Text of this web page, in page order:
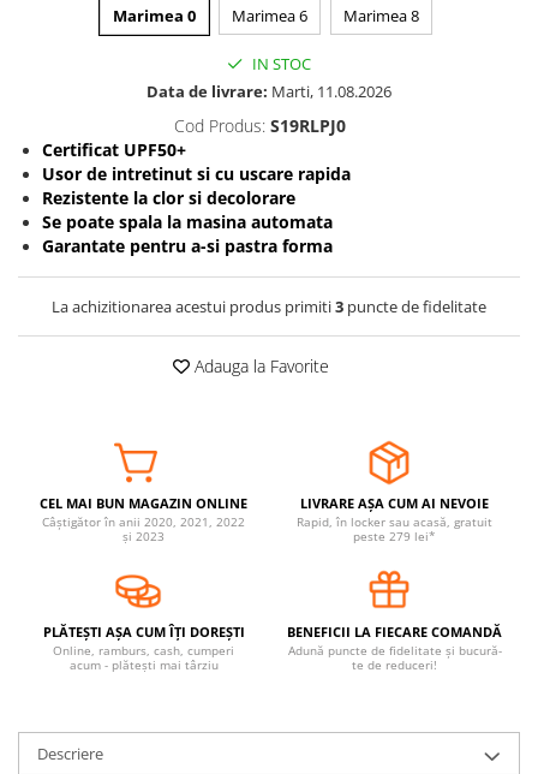
Scaune masa
Accesorii bebelusi / nou-nascuti
Perne si saltele bebelusi
Diversificare bebelusi
Baia bebelusului
Jucarii copii si jocuri educative
Covorase ortopedice senzoriale
Cuburi magnetice JollyHeap®
Rechizite scolare
Stikere decorative si covoare
Stickere decorative
Covorase de joaca
Siguranta animale companie
Marimea 0 Marimea 6 Marimea 8
IN STOC
Data de livrare: Marti, 11.08.2026
Cod Produs: S19RLPJ0
Certificat UPF50+
Usor de intretinut si cu uscare rapida
Rezistente la clor si decolorare
Se poate spala la masina automata
Garantate pentru a-si pastra forma
La achizitionarea acestui produs primiti3 puncte de fidelitate
Adauga la Favorite
CEL MAI BUN MAGAZIN ONLINE
Câștigător în anii 2020, 2021, 2022
și 2023
LIVRARE AȘA CUM AI NEVOIE
Rapid, în locker sau acasă, gratuit
peste 279 lei*
PLĂTEȘTI AȘA CUM ÎȚI DOREȘTI
Online, ramburs, cash, cumperi
acum - plătești mai târziu
BENEFICII LA FIECARE COMANDĂ
Adună puncte de fidelitate și bucură-
te de reduceri!
Descriere